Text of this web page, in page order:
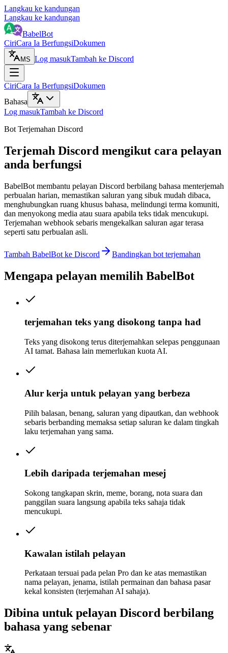
Langkau ke kandungan
Langkau ke kandungan
BabelBot
CiriCara Ia BerfungsiDokumen
MS Log masukTambah ke Discord
CiriCara Ia BerfungsiDokumen
Bahasa
Log masukTambah ke Discord
Bot Terjemahan Discord
Terjemah Discord mengikut cara pelayan
anda berfungsi
BabelBot membantu pelayan Discord berbilang bahasa menterjemah
perbualan harian, memastikan saluran yang sibuk mudah dibaca,
menghubungkan ruang khusus bahasa, melindungi terma komuniti,
dan menyokong media atau suara apabila teks tidak mencukupi.
Terjemahan webhook sebaris mengekalkan saluran agar terasa
seperti satu perbualan asli.
Tambah BabelBot ke Discord Bandingkan bot terjemahan
Mengapa pelayan memilih BabelBot
terjemahan teks yang disokong tanpa had
Teks yang disokong terus diterjemahkan selepas penggunaan
AI tamat. Bahasa lain memerlukan kuota AI.
Alur kerja untuk pelayan yang berbeza
Pilih balasan, benang, saluran yang dipautkan, dan webhook
sebaris berbanding memaksa setiap saluran ke dalam tingkah
laku terjemahan yang sama.
Lebih daripada terjemahan mesej
Sokong tangkapan skrin, meme, borang, nota suara dan
panggilan suara langsung apabila teks sahaja tidak
mencukupi.
Kawalan istilah pelayan
Perkataan tersuai pada pelan Pro dan ke atas memastikan
nama pelayan, jenama, istilah permainan dan bahasa pasar
kekal konsisten (terjemahan AI sahaja).
Dibina untuk pelayan Discord berbilang
bahasa yang sebenar